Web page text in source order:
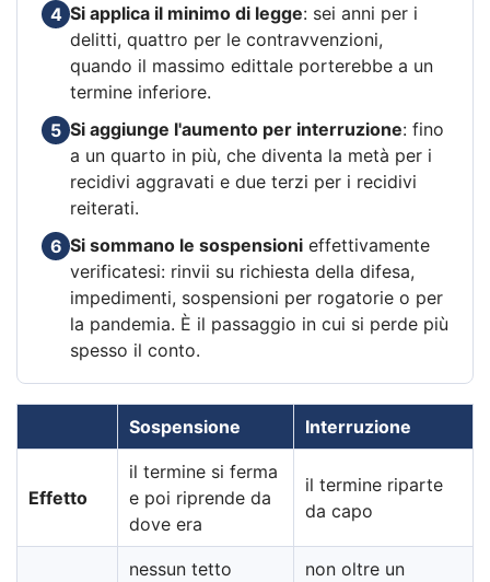
4 Si applica il minimo di legge: sei anni per i
delitti, quattro per le contravvenzioni,
quando il massimo edittale porterebbe a un
termine inferiore.
5 Si aggiunge l'aumento per interruzione: fino
a un quarto in più, che diventa la metà per i
recidivi aggravati e due terzi per i recidivi
reiterati.
6 Si sommano le sospensioni effettivamente
verificatesi: rinvii su richiesta della difesa,
impedimenti, sospensioni per rogatorie o per
la pandemia. È il passaggio in cui si perde più
spesso il conto.
Sospensione Interruzione
Effetto
il termine si ferma
e poi riprende da
dove era
il termine riparte
da capo
nessun tetto
non oltre un